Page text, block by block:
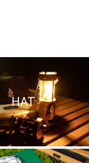
HAT